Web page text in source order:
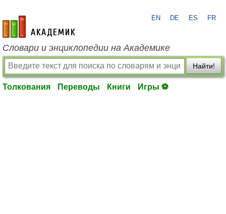
academic.ru
EN DE ES FR
Словари и энциклопедии на Академике
Найти!
Толкования Переводы Книги Игры ⚽